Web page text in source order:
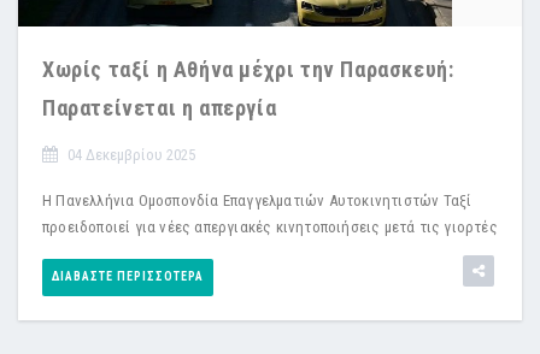
Χωρίς ταξί η Αθήνα μέχρι την Παρασκευή:
Παρατείνεται η απεργία
04 Δεκεμβρίου 2025
Η Πανελλήνια Ομοσπονδία Επαγγελματιών Αυτοκινητιστών Ταξί
προειδοποιεί για νέες απεργιακές κινητοποιήσεις μετά τις γιορτές
ΔΙΑΒΆΣΤΕ ΠΕΡΙΣΣΌΤΕΡΑ